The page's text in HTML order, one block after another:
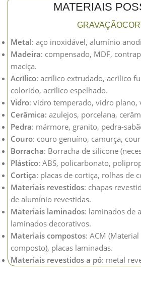
MATERIAIS
GRAVAÇÃO
Metal: aço inoxidável, alumínio
Madeira: compensado, MDF,
maciça.
Acrílico: acrílico extrudado, acrílico
colorido, acrílico espelhado.
Vidro: vidro temperado, vidro plano,
Cerâmica: azulejos, porcelana,
Pedra: mármore, granito, pedra-
Couro: couro genuíno, camurça,
Borracha: Borracha de silicone
Plástico: ABS, policarbonato,
Cortiça: placas de cortiça, rolhas de
Materiais revestidos: chapas
de alumínio revestidas.
Materiais laminados: laminados de
laminados decorativos.
Materiais compostos: ACM
composto), placas laminadas.
Materiais revestidos a pó: metal